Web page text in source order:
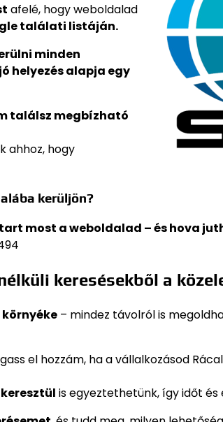
afelé, hogy weboldalad
találati listáján.
minden
helyezés alapja egy
találsz megbízható
ahhoz, hogy
kerüljön?
most a weboldalad – és hova
keresésekből a
– mindez távolról is
el hozzám, ha a vállalkozásod
is egyeztethetünk, így időt és